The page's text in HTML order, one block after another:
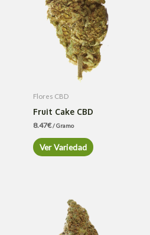
Flores CBD
Fruit Cake CBD
8.47€/ Gramo
Ver Variedad